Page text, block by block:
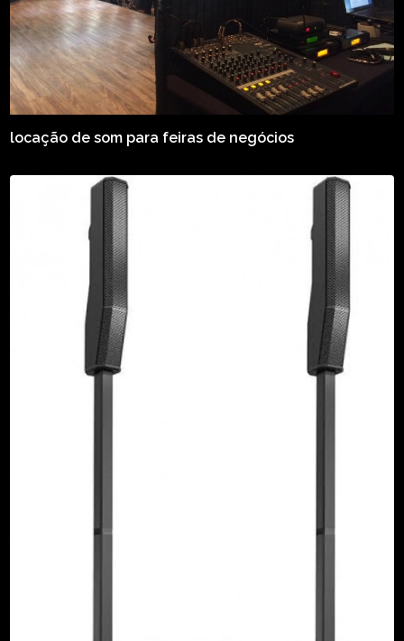
locação de som para feiras de negócios